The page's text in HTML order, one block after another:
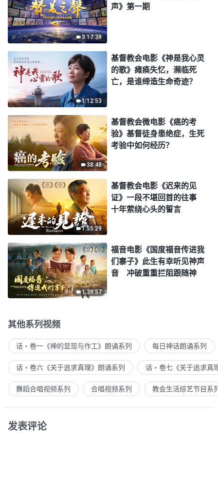
3:17:39
声》第一期
1:12:53
基督教会电影《神是我心灵
的歌》瘫痪失忆，濒临死
亡，是谁缔造生命奇迹？
38:48
基督教会微电影《癌的考
验》基督徒身患绝症，生死
考验中如何经历？
1:55:29
基督教会电影《迟来的见
证》一段不堪回首的往事
十年萦绕心头的誓言
1:39:57
福音电影《国度福音传进我
们寨子》此生有幸听见神声
音 冲破重重拦阻跟随神
其他系列视频
话・卷一《神的显现与作工》朗诵系列 每日神话朗诵系列
话・卷六《关于追求真理》朗诵系列 话・卷七《关于追求真
舞蹈合唱视频系列 合唱视频系列 教会生活综艺节目系
发表评论